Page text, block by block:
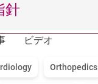
針
ビデオ
Orthopedics